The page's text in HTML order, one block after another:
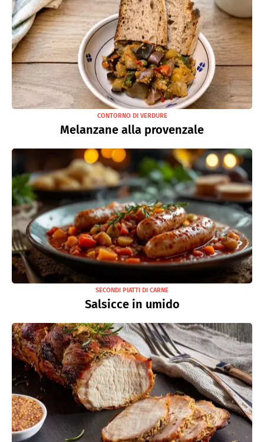
CONTORNO DI VERDURE
Melanzane alla provenzale
SECONDI PIATTI DI CARNE
Salsicce in umido